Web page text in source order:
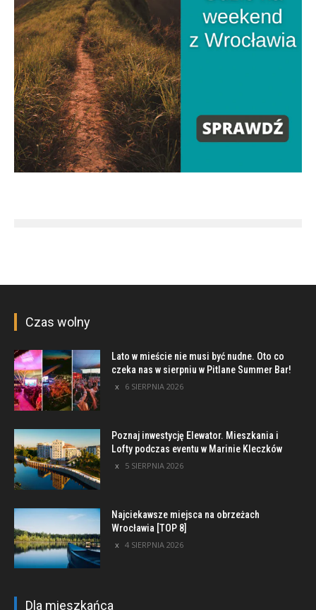
Czas wolny
Lato w mieście nie musi być nudne. Oto co
czeka nas w sierpniu w Pitlane Summer Bar!
6 SIERPNIA 2026
Poznaj inwestycję Elewator. Mieszkania i
Lofty podczas eventu w Marinie Kleczków
5 SIERPNIA 2026
Najciekawsze miejsca na obrzeżach
Wrocławia [TOP 8]
4 SIERPNIA 2026
Dla mieszkańca